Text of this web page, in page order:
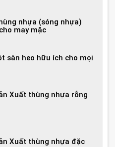
nhựa (sóng nhựa)
may mặc
sàn heo hữu ích cho mọi
Xuất thùng nhựa rỗng
Xuất thùng nhựa đặc